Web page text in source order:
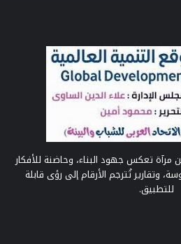
مرآة تعكس جهود البناء، وحاضنة للأفكار
وتقارير تُترجم الأرقام إلى رؤى قابلة
للتطبيق.